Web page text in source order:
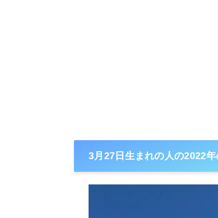
3月27日生まれの人の2022